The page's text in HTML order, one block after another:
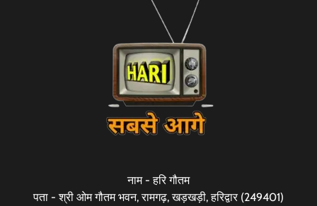
नाम - हरि गौतम
पता - श्री ओम गौतम भवन, रामगढ़, खड़खड़ी, हरिद्वार (249401)